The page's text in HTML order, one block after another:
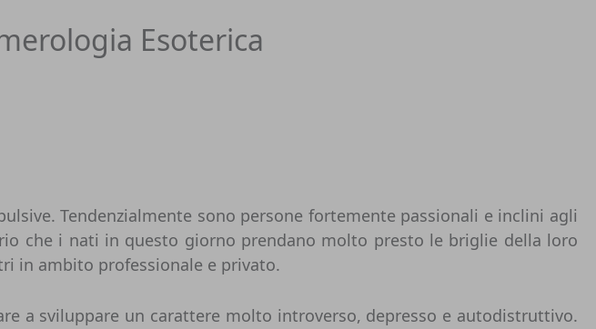
Esoterica
Tendenzialmente sono persone fortemente passionali e inclini agli
che i nati in questo giorno prendano molto presto le briglie della loro
in ambito professionale e privato.
a sviluppare un carattere molto introverso, depresso e autodistruttivo.